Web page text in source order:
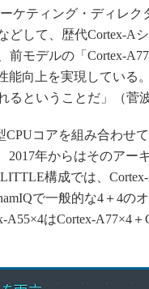
ケティング・ディレク
どして、歴代Cortex-A
モデルの「Cortex-
能向上を実現している
ということだ」（菅
コアを組み合わせ
年からはそのアー
構成では、
で一般的な4＋4の
はCortex-A77×4＋